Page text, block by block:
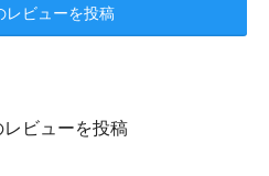
レビューを投稿
レビューを投稿